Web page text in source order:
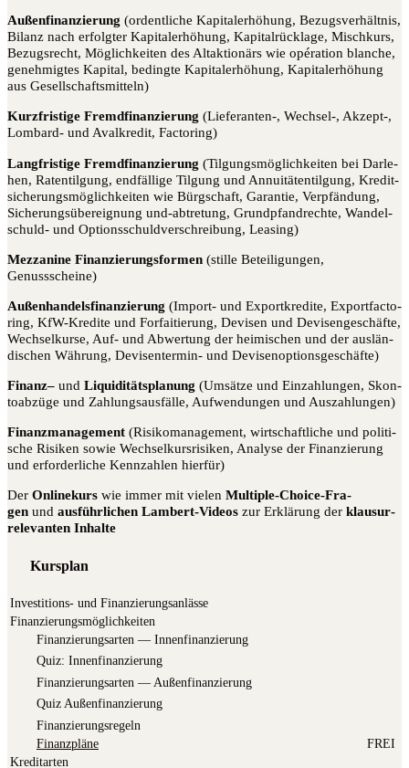
Außen­fi­nan­zie­rung (ordent­li­che Kapi­tal­erhö­hung, Bezugs­ver­hält­nis,
Bilanz nach erfolg­ter Kapi­tal­erhö­hung, Kapi­tal­rück­la­ge, Misch­kurs,
Bezugs­recht, Mög­lich­kei­ten des Alt­ak­tio­närs wie opé­ra­ti­on blan­che,
geneh­mig­tes Kapi­tal, beding­te Kapi­tal­erhö­hung, Kapi­tal­erhö­hung
aus Gesellschaftsmitteln)
Kurz­fris­ti­ge Fremd­fi­nan­zie­rung (Lieferanten‑, Wechsel‑, Akzept‑,
Lom­bard- und Aval­kre­dit, Factoring)
Lang­fris­ti­ge Fremd­fi­nan­zie­rung (Til­gungs­mög­lich­kei­ten bei Dar­le­
hen, Raten­til­gung, end­fäl­li­ge Til­gung und Annui­tä­ten­til­gung, Kre­dit­
si­che­rungs­mög­lich­kei­ten wie Bürg­schaft, Garan­tie, Ver­pfän­dung,
Siche­rungs­über­eig­nung und-abtre­tung, Grund­pfand­rech­te, Wan­del­
schuld- und Opti­ons­schuld­ver­schrei­bung, Leasing)
Mez­za­ni­ne Finan­zie­rungs­for­men (stil­le Betei­li­gun­gen,
Genussscheine)
Außen­han­dels­fi­nan­zie­rung (Import- und Export­kre­di­te, Export­fac­to­
ring, KfW-Kre­di­te und For­fai­tie­rung, Devi­sen und Devi­sen­ge­schäf­te,
Wech­sel­kur­se, Auf- und Abwer­tung der hei­mi­schen und der aus­län­
di­schen Wäh­rung, Devi­sen­ter­min- und Devisenoptionsgeschäfte)
Finanz– und Liqui­di­täts­pla­nung (Umsät­ze und Ein­zah­lun­gen, Skon­
to­ab­zü­ge und Zah­lungs­aus­fäl­le, Auf­wen­dun­gen und Auszahlungen)
Finanz­ma­nage­ment (Risi­ko­ma­nage­ment, wirt­schaft­li­che und poli­ti­
sche Risi­ken sowie Wech­sel­kurs­ri­si­ken, Ana­ly­se der Finan­zie­rung
und erfor­der­li­che Kenn­zah­len hierfür)
Der Online­kurs wie immer mit vie­len Mul­ti­ple-Choice-Fra­
gen und aus­führ­li­chen Lam­bert-Vide­os zur Erklä­rung der klau­sur­
re­le­van­ten Inhalte
Kursplan
Investitions- und Finanzierungsanlässe
Finanzierungsmöglichkeiten
Finan­zie­rungs­ar­ten — Innenfinanzierung
Quiz: Innen­fi­nan­zie­rung
Finan­zie­rungs­ar­ten — Außenfinanzierung
Quiz Außen­fi­nan­zie­rung
Finan­zie­rungs­re­geln
Finanz­plä­ne
FREI
Kreditarten